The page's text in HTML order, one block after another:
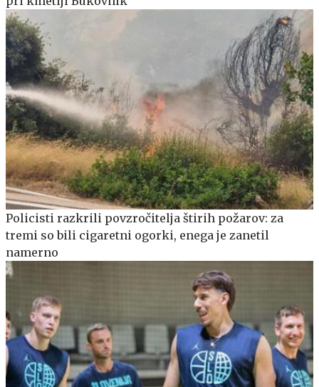
Policisti razkrili povzročitelja štirih požarov: za
tremi so bili cigaretni ogorki, enega je zanetil
namerno